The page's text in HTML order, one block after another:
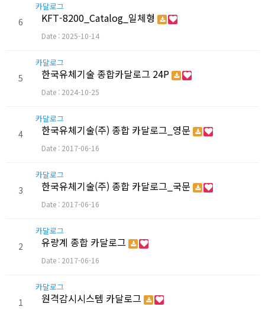
6
카달로그
KFT-8200_Catalog_일체형
Date : 2025-10-14
5
카달로그
한국유체기술 종합카달로그 24P
Date : 2024-10-25
4
카달로그
한국유체기술(주) 종합 카달로그_영문
Date : 2017-06-16
3
카달로그
한국유체기술(주) 종합 카달로그_국문
Date : 2017-06-16
2
카달로그
유량계 종합 카달로그
Date : 2017-06-16
1
카달로그
원격감시시스템 카달로그